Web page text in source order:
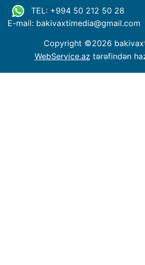
TEL: +994 50 212 50 28
E-mail: bakivaxtimedia@gmail.com
Copyright ©2026
WebService.az tərəfindən